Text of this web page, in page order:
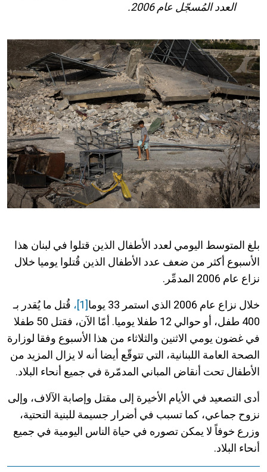
العدد المُسجّل عام 2006.
بلغ المتوسط اليومي لعدد الأطفال الذين قتلوا في لبنان هذا
الأسبوع أكثر من ضعف عدد الأطفال الذين قُتلوا يوميا خلال
نزاع عام 2006 المدمِّر.
خلال نزاع عام 2006 الذي استمر 33 يوما [1]،
قُتل ما يُقدر بـ
400 طفل، أو حوالي 12 طفلا يوميا. أمّا الآن، فقتل 50 طفلا
في غضون يومي الاثنين والثلاثاء من هذا الأسبوع وفقا لوزارة
الصحة العامة اللبنانية، التي تتوقّع أيضا أنه لا يزال المزيد من
الأطفال تحت أنقاض المباني المدمّرة في جميع أنحاء البلاد.
أدى التصعيد في الأيام الأخيرة إلى مقتل وإصابة الآلاف، وإلى
نزوح جماعي، كما تسبب في أضرار جسيمة للبنية التحتية،
وزرع خوفاً لا يمكن تصوره في حياة الناس اليومية في جميع
أنحاء البلاد.